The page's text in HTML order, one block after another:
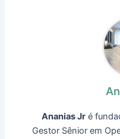
Ananias Jr é
Gestor Sênior em